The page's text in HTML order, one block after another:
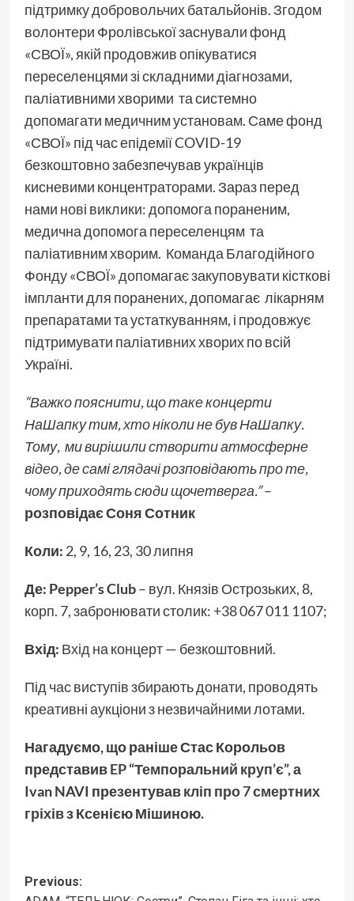
підтримку добровольчих батальйонів. Згодом
волонтери Фролівської заснували фонд
«СВОЇ», якій продовжив опікуватися
переселенцями зі складними діагнозами,
паліативними хворими та системно
допомагати медичним установам. Саме фонд
«СВОЇ» під час епідемії COVID-19
безкоштовно забезпечував українців
кисневими концентраторами. Зараз перед
нами нові виклики: допомога пораненим,
медична допомога переселенцям та
паліативним хворим. Команда Благодійного
Фонду «СВОЇ» допомагає закуповувати кісткові
імпланти для поранених, допомагає лікарням
препаратами та устаткуванням, і продовжує
підтримувати паліативних хворих по всій
Україні.
“Важко пояснити, що таке концерти
НаШапку тим, хто ніколи не був НаШапку.
Тому, ми вирішили створити атмосферне
відео, де самі глядачі розповідають про те,
чому приходять сюди щочетверга.”–
розповідає Соня Сотник
Коли: 2, 9, 16, 23, 30 липня
Де: Pepper’s Club– вул. Князів Острозьких, 8,
корп. 7, забронювати столик: +38 067 011 1107;
Вхід: Вхід на концерт — безкоштовний.
Під час виступів збирають донати, проводять
креативні аукціони з незвичайними лотами.
Нагадуємо, що раніше Стас Корольов
представивEP “Темпоральний круп’є”, а
Ivan NAVI презентувавкліп про 7 смертних
гріхівз Ксенією Мішиною.
Post
Previous: